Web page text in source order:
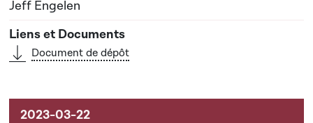
Jeff Engelen
Document de dépôt